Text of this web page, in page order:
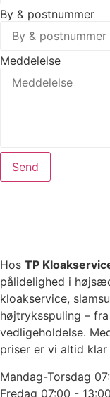
By & postnummer
Meddelelse
Send
Hos TP
pålidelighed i
kloakservice,
højtryksspuling –
vedligeholdelse.
priser er vi altid
Mandag-Torsdag
Fredag 07:00 - 13:00